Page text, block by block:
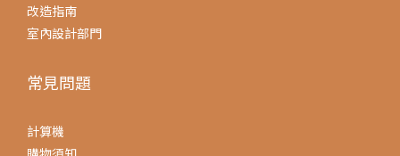
改造指南
室內設計部門
常見問題
計算機